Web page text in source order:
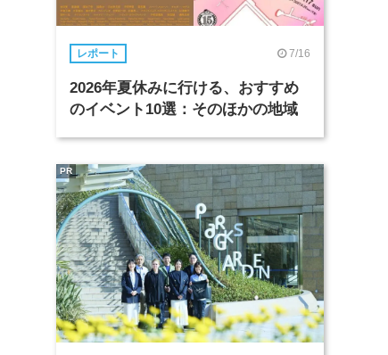
レポート 7/16
2026年夏休みに行ける、おすすめ
のイベント10選：そのほかの地域
PR